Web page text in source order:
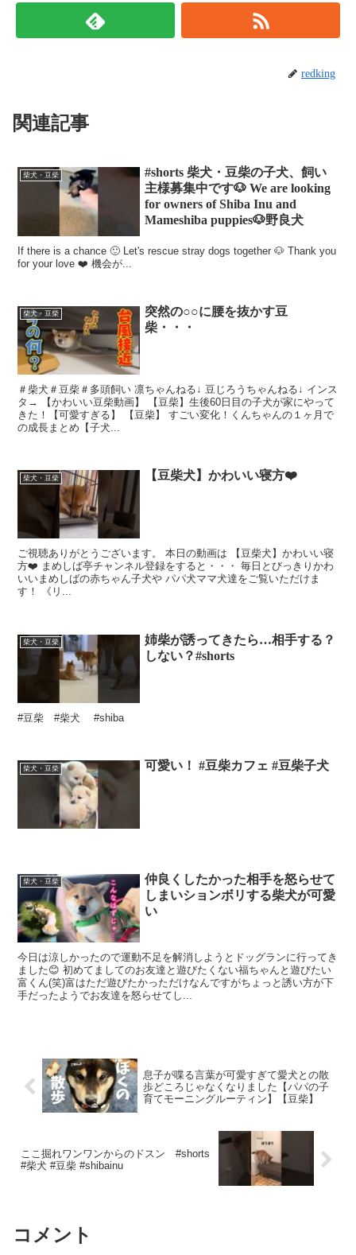
redking
関連記事
柴犬・豆柴
#shorts 柴犬・豆柴の子犬、飼い
主様募集中です🐶 We are looking
for owners of Shiba Inu and
Mameshiba puppies🐶野良犬
If there is a chance 🙂 Let's rescue stray dogs together 🐶 Thank you
for your love ❤️ 機会が...
柴犬・豆柴
突然の○○に腰を抜かす豆
柴・・・
＃柴犬＃豆柴＃多頭飼い 凛ちゃんねる↓ 豆じろうちゃんねる↓ インス
タ→ 【かわいい豆柴動画】 【豆柴】生後60日目の子犬が家にやって
きた！【可愛すぎる】 【豆柴】 すごい変化！くんちゃんの１ヶ月で
の成長まとめ【子犬...
柴犬・豆柴 【豆柴犬】かわいい寝方❤️
ご視聴ありがとうございます。 本日の動画は 【豆柴犬】かわいい寝
方❤️ まめしば亭チャンネル登録をすると・・・ 毎日とびっきりかわ
いいまめしばの赤ちゃん子犬や パパ犬ママ犬達をご覧いただけま
す！ 《リ...
柴犬・豆柴
姉柴が誘ってきたら…相手する？
しない？#shorts
#豆柴 #柴犬 #shiba
柴犬・豆柴 可愛い！ #豆柴カフェ #豆柴子犬
柴犬・豆柴
仲良くしたかった相手を怒らせて
しまいションボリする柴犬が可愛
い
今日は涼しかったので運動不足を解消しようとドッグランに行ってき
ました😊 初めてましてのお友達と遊びたくない福ちゃんと遊びたい
富くん(笑)富はただ遊びたかっただけなんですがちょっと誘い方が下
手だったようでお友達を怒らせてし...
息子が喋る言葉が可愛すぎて愛犬との散
歩どころじゃなくなりました【パパの子
育てモーニングルーティン】【豆柴】
ここ掘れワンワンからのドスン #shorts
#柴犬 #豆柴 #shibainu
コメント